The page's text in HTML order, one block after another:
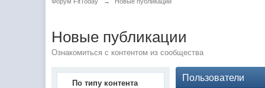
Новые публикации
Ознакомиться с контентом из сообщества
По типу контента
Пользователи